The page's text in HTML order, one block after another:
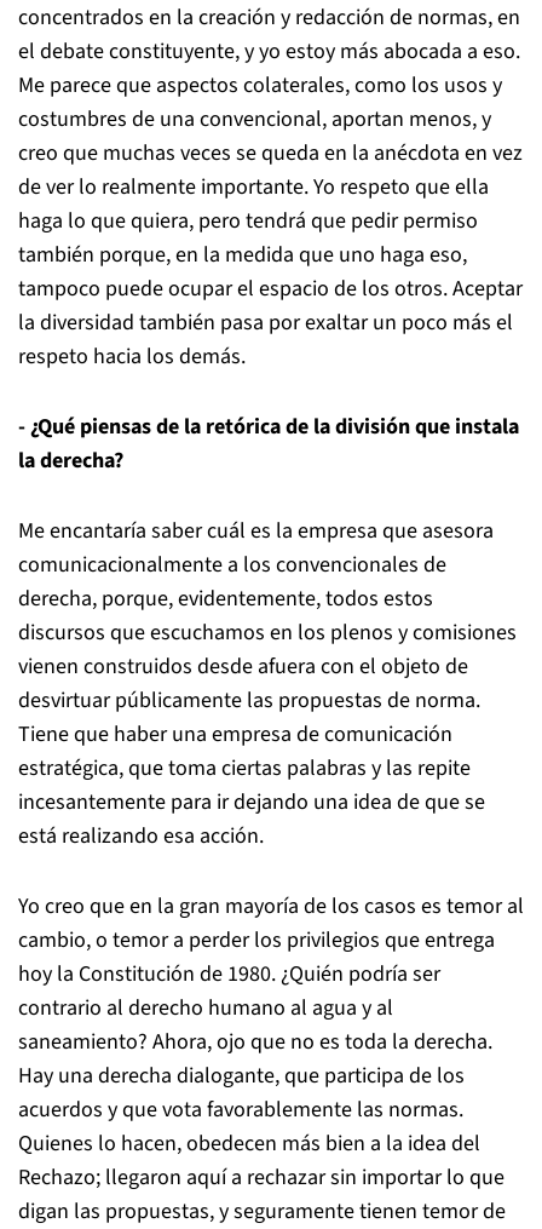
concentrados en la creación y redacción de normas, en
el debate constituyente, y yo estoy más abocada a eso.
Me parece que aspectos colaterales, como los usos y
costumbres de una convencional, aportan menos, y
creo que muchas veces se queda en la anécdota en vez
de ver lo realmente importante. Yo respeto que ella
haga lo que quiera, pero tendrá que pedir permiso
también porque, en la medida que uno haga eso,
tampoco puede ocupar el espacio de los otros. Aceptar
la diversidad también pasa por exaltar un poco más el
respeto hacia los demás.
- ¿Qué piensas de la retórica de la división que instala
la derecha?
Me encantaría saber cuál es la empresa que asesora
comunicacionalmente a los convencionales de
derecha, porque, evidentemente, todos estos
discursos que escuchamos en los plenos y comisiones
vienen construidos desde afuera con el objeto de
desvirtuar públicamente las propuestas de norma.
Tiene que haber una empresa de comunicación
estratégica, que toma ciertas palabras y las repite
incesantemente para ir dejando una idea de que se
está realizando esa acción.
Yo creo que en la gran mayoría de los casos es temor al
cambio, o temor a perder los privilegios que entrega
hoy la Constitución de 1980. ¿Quién podría ser
contrario al derecho humano al agua y al
saneamiento? Ahora, ojo que no es toda la derecha.
Hay una derecha dialogante, que participa de los
acuerdos y que vota favorablemente las normas.
Quienes lo hacen, obedecen más bien a la idea del
Rechazo; llegaron aquí a rechazar sin importar lo que
digan las propuestas, y seguramente tienen temor de